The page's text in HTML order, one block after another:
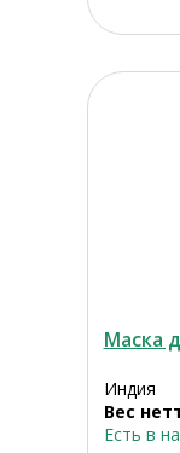
Маска
Индия
Вес
Есть в